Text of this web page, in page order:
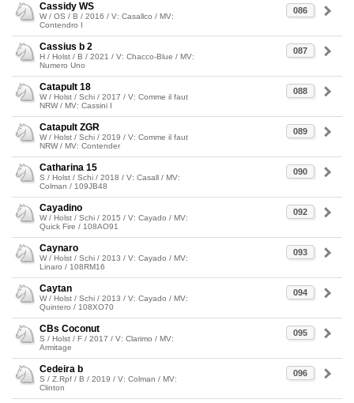
086
Cassidy WS
W / OS / B / 2016 / V: Casallco / MV:
Contendro I
087
Cassius b 2
H / Holst / B / 2021 / V: Chacco-Blue / MV:
Numero Uno
088
Catapult 18
W / Holst / Schi / 2017 / V: Comme il faut
NRW / MV: Cassini I
089
Catapult ZGR
W / Holst / Schi / 2019 / V: Comme il faut
NRW / MV: Contender
090
Catharina 15
S / Holst / Schi / 2018 / V: Casall / MV:
Colman / 109JB48
092
Cayadino
W / Holst / Schi / 2015 / V: Cayado / MV:
Quick Fire / 108AO91
093
Caynaro
W / Holst / Schi / 2013 / V: Cayado / MV:
Linaro / 108RM16
094
Caytan
W / Holst / Schi / 2013 / V: Cayado / MV:
Quintero / 108XO70
095
CBs Coconut
S / Holst / F / 2017 / V: Clarimo / MV:
Armitage
096
Cedeira b
S / Z.Rpf / B / 2019 / V: Colman / MV:
Clinton